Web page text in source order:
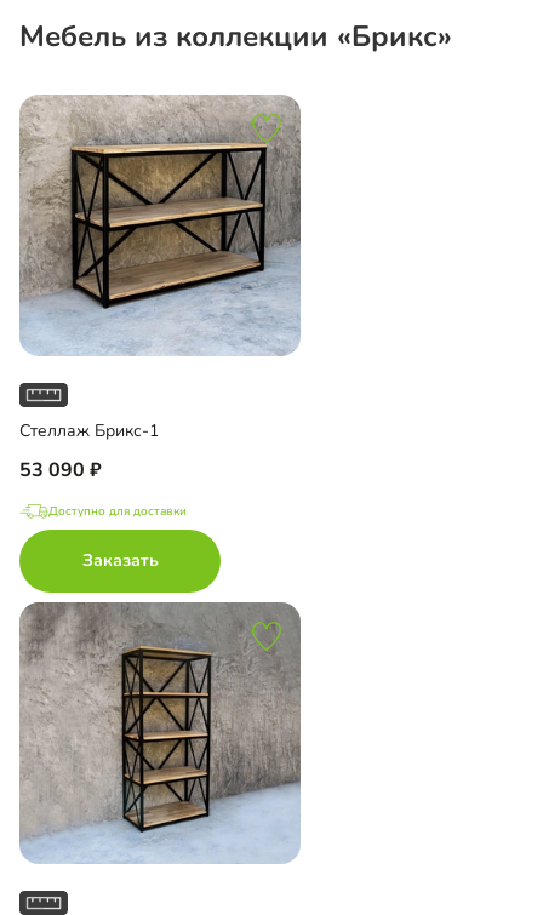
Мебель из коллекции «Брикс»
Стеллаж Брикс-1
53 090
Доступно для доставки
Заказать